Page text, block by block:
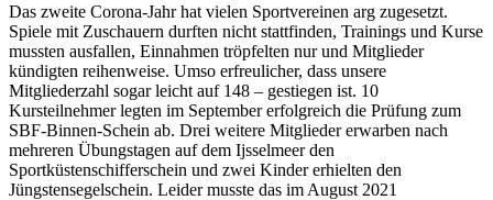
Das zweite Corona-Jahr hat vielen Sportvereinen arg zugesetzt.
Spiele mit Zuschauern durften nicht stattfinden, Trainings und Kurse
mussten ausfallen, Einnahmen tröpfelten nur und Mitglieder
kündigten reihenweise. Umso erfreulicher, dass unsere
Mitgliederzahl sogar leicht auf 148 – gestiegen ist. 10
Kursteilnehmer legten im September erfolgreich die Prüfung zum
SBF-Binnen-Schein ab. Drei weitere Mitglieder erwarben nach
mehreren Übungstagen auf dem Ijsselmeer den
Sportküstenschifferschein und zwei Kinder erhielten den
Jüngstensegelschein. Leider musste das im August 2021